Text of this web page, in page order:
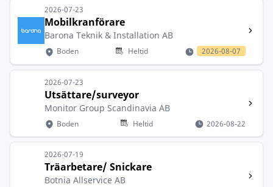
2026-07-23
Mobilkranförare
Barona Teknik & Installation AB
Boden Heltid 2026-08-07
2026-07-23
Utsättare/surveyor
Monitor Group Scandinavia AB
Boden Heltid 2026-08-22
2026-07-19
Träarbetare/ Snickare
Botnia Allservice AB